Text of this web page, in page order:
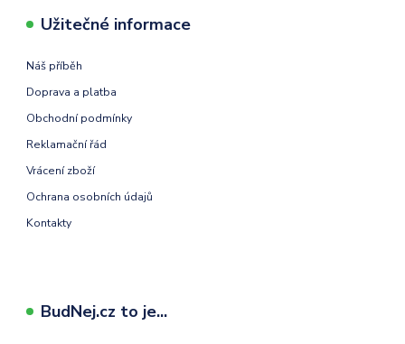
Užitečné informace
Náš příběh
Doprava a platba
Obchodní podmínky
Reklamační řád
Vrácení zboží
Ochrana osobních údajů
Kontakty
BudNej.cz to je...